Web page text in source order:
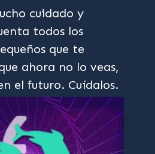
cuidado y
todos los
que te
ahora no lo veas,
el futuro. Cuídalos.